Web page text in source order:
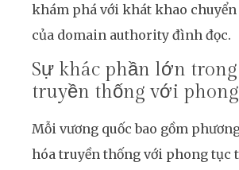
khám phá với khát khao
của domain authority đình đọc.
Sự khác phần lớn
truyền thống với
Mỗi vương quốc bao gồm
hóa truyền thống với phong tục